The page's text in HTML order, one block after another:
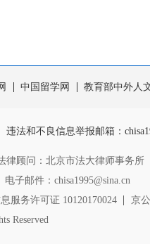
中国留学网 教育部中外人
违法和不良信息举报邮箱：
律顾问：北京市法大律师事务所
电子邮件：chisa1995@sina.cn
服务许可证 10120170024
京
Reserved